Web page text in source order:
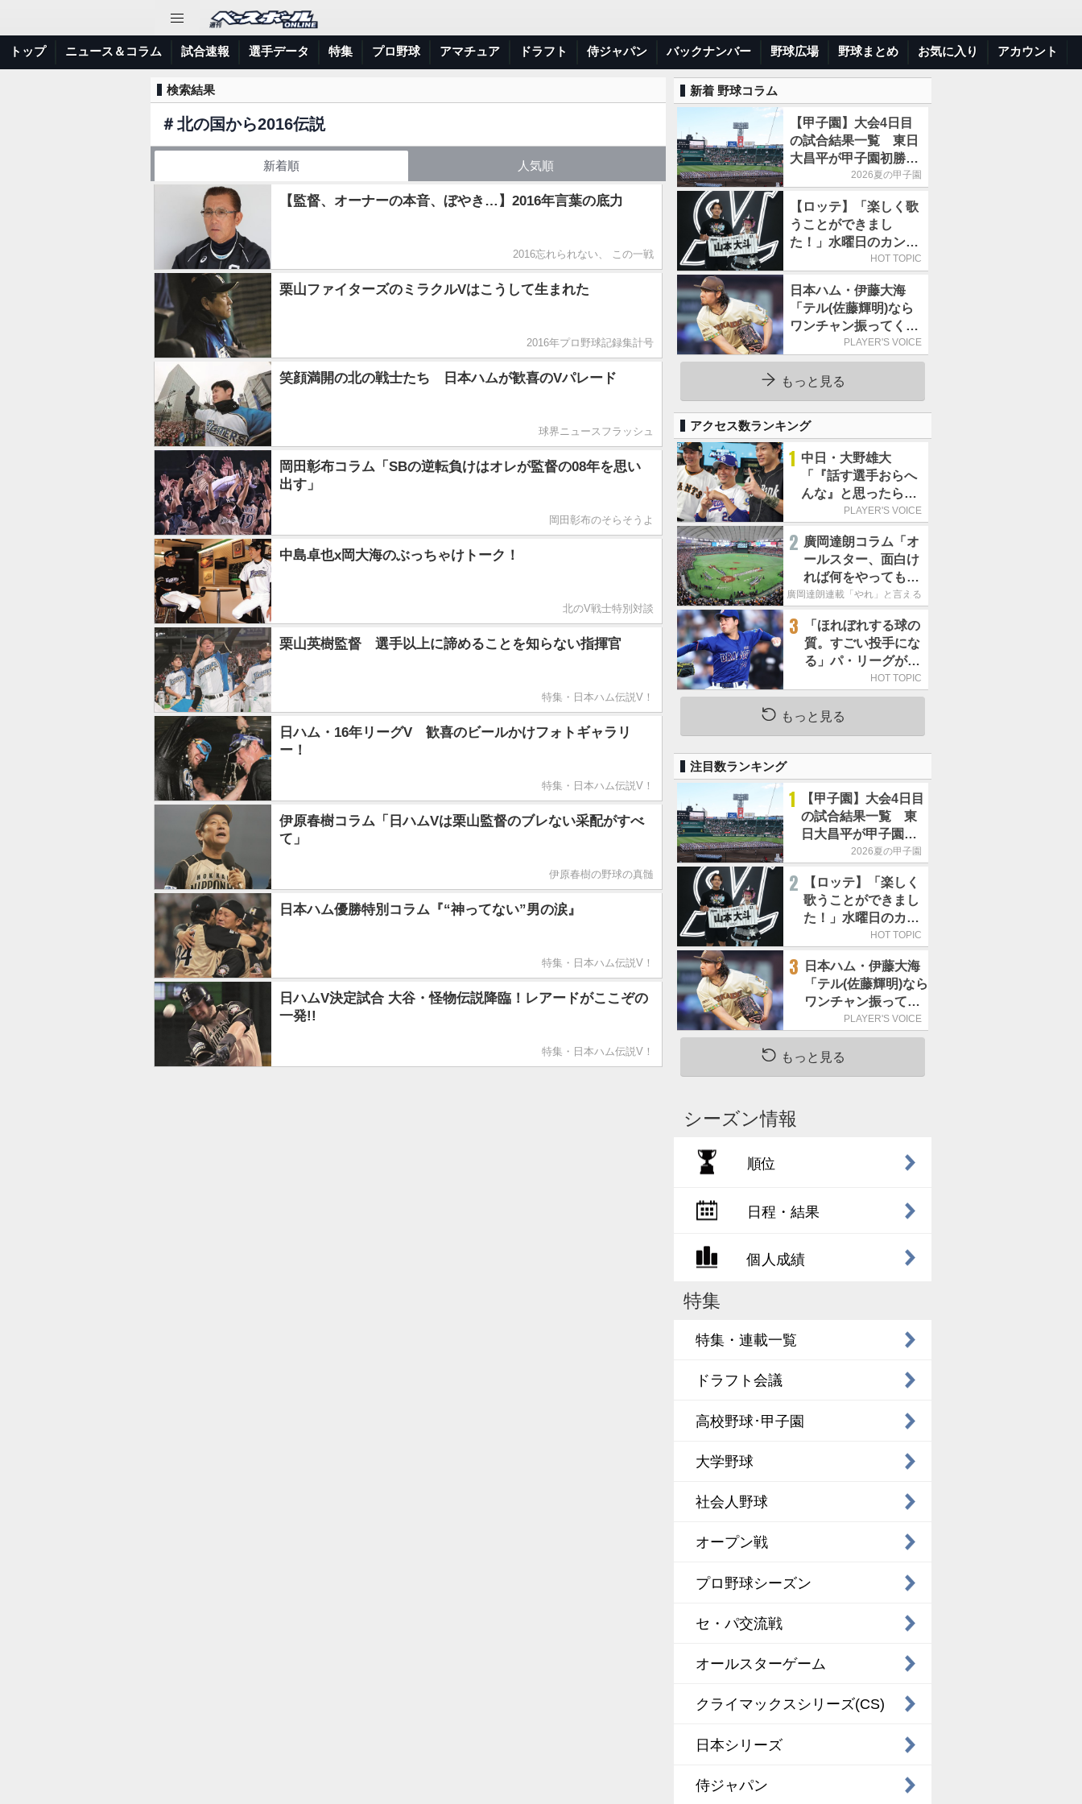
トップ ニュース＆コラム 試合速報 選手データ 特集 プロ野球 アマチュア ドラフト 侍ジャパン バックナンバー 野球広場 野球まとめ お気に入り アカウント
検索結果
＃北の国から2016伝説
新着順 人気順
【監督、オーナーの本音、ぼやき…】2016年言葉の底力
2016忘れられない、 この一戦
栗山ファイターズのミラクルVはこうして生まれた
2016年プロ野球記録集計号
笑顔満開の北の戦士たち 日本ハムが歓喜のVパレード
球界ニュースフラッシュ
岡田彰布コラム「SBの逆転負けはオレが監督の08年を思い
出す」
岡田彰布のそらそうよ
中島卓也x岡大海のぶっちゃけトーク！
北のV戦士特別対談
栗山英樹監督 選手以上に諦めることを知らない指揮官
特集・日本ハム伝説V！
日ハム・16年リーグV 歓喜のビールかけフォトギャラリ
ー！
特集・日本ハム伝説V！
伊原春樹コラム「日ハムVは栗山監督のブレない采配がすべ
て」
伊原春樹の野球の真髄
日本ハム優勝特別コラム『“神ってない”男の涙』
特集・日本ハム伝説V！
日ハムV決定試合 大谷・怪物伝説降臨！レアードがここぞの
一発!!
特集・日本ハム伝説V！
新着 野球コラム
【甲子園】大会4日目
の試合結果一覧 東日
大昌平が甲子園初勝
利、青森山田は1点差
2026夏の甲子園
【ロッテ】「楽しく歌
うことができまし
た！」水曜日のカンパ
ネラ、8月8日のオリッ
に来場
HOT TOPIC
日本ハム・伊藤大海
「テル(佐藤輝明)なら
ワンチャン振ってくれ
るかなと思って超スロ
ーカーブを投げまし
た」／魔球
PLAYER'S VOICE
もっと見る
アクセス数ランキング
1 中日・大野雄大
「『話す選手おらへ
んな』と思ったら坂
本勇人が来た！」／
PLAYER'S VOICE
2 廣岡達朗コラム「オ
ールスター、面白け
れば何をやってもい
いという発想は大間
廣岡達朗連載「やれ」と言える信念
3
「ほれぼれする球の
質。すごい投手にな
る」パ・リーグが驚
いた「中日の左腕」
は
HOT TOPIC
もっと見る
注目数ランキング
1
【甲子園】大会4日目
の試合結果一覧 東
日大昌平が甲子園初
勝利、青森山田は1点
2026夏の甲子園
2
【ロッテ】「楽しく
歌うことができまし
た！」水曜日のカン
パネラ、8月8日のオ
リン)に来場
HOT TOPIC
3
日本ハム・伊藤大海
「テル(佐藤輝明)なら
ワンチャン振ってく
れるかなと思って超
スローカーブを投げ
ました」／魔球
PLAYER'S VOICE
もっと見る
シーズン情報
順位
日程・結果
個人成績
特集
特集・連載一覧
ドラフト会議
高校野球･甲子園
大学野球
社会人野球
オープン戦
プロ野球シーズン
セ・パ交流戦
オールスターゲーム
クライマックスシリーズ(CS)
日本シリーズ
侍ジャパン